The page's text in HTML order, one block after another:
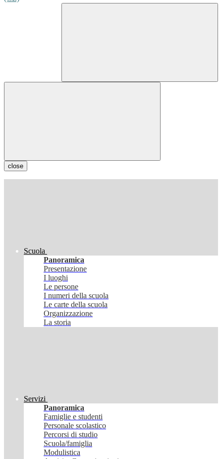
close
Scuola
Panoramica
Presentazione
I luoghi
Le persone
I numeri della scuola
Le carte della scuola
Organizzazione
La storia
Servizi
Panoramica
Famiglie e studenti
Personale scolastico
Percorsi di studio
Scuola/famiglia
Modulistica